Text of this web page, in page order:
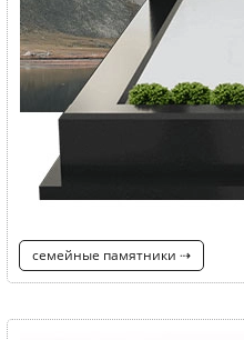
семейные памятники ⇢